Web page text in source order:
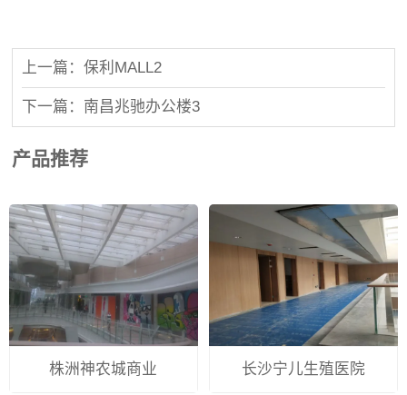
上一篇：保利MALL2
下一篇：南昌兆驰办公楼3
产品推荐
株洲神农城商业 长沙宁儿生殖医院